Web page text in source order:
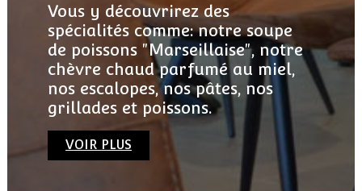
Vous y découvrirez des
spécialités comme: notre soupe
de poissons "Marseillaise", notre
chèvre chaud parfumé au miel,
nos escalopes, nos pâtes, nos
grillades et poissons.
VOIR PLUS